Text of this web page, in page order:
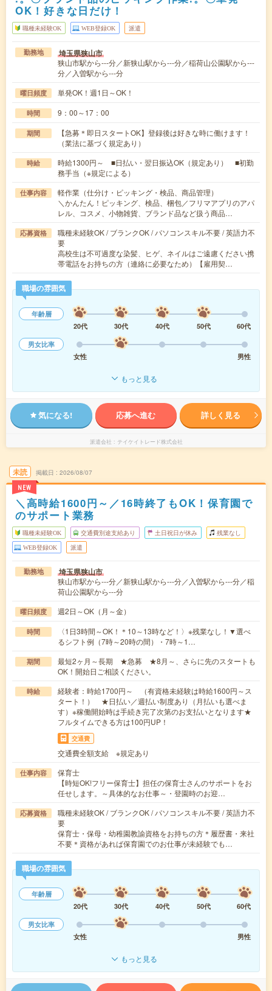
OK！好きな日だけ！
職種未経験OK WEB登録OK 派遣
勤務地 埼玉県狭山市
狭山市駅から---分／新狭山駅から---分／稲荷山公園駅から---
分／入曽駅から---分
曜日頻度 単発OK！週1日～OK！
時間 9：00～17：00
期間
【急募＊即日スタートOK】登録後は好きな時に働けます！
（業法に基づく規定あり）
時給
時給1300円～ ■日払い・翌日振込OK（規定あり） ■初勤
務手当（※規定による）
仕事内容
軽作業（仕分け・ピッキング・検品、商品管理）
＼かんたん！ピッキング、検品、梱包／フリマアプリのアパ
レル、コスメ、小物雑貨、ブランド品など扱う商品…
応募資格
職種未経験OK / ブランクOK / パソコンスキル不要 / 英語力不
要
高校生は不可過度な染髪、ヒゲ、ネイルはご遠慮ください携
帯電話をお持ちの方（連絡に必要なため）【雇用契…
職場の雰囲気
年齢層
20代
30代 40代 50代
60代
男女比率
女性
男性
もっと見る
気になる! 応募へ進む 詳しく見る
派遣会社 テイケイトレード株式会社
未読
NEW
掲載日 2026/08/07
＼高時給1600円～／16時終了もOK！保育園で
のサポート業務
職種未経験OK 交通費別途支給あり 土日祝日が休み 残業なし
WEB登録OK 派遣
勤務地 埼玉県狭山市
狭山市駅から---分／新狭山駅から---分／入曽駅から---分／稲
荷山公園駅から---分
曜日頻度 週2日～OK（月～金）
時間
〈1日3時間～OK！＊10～13時など！〉※残業なし！▼選べ
るシフト例（7時～20時の間）・7時～1…
期間
最短2ヶ月～長期 ★急募 ★8月～、さらに先のスタートも
OK！開始日ご相談ください。
時給
経験者：時給1700円～ （有資格未経験は時給1600円～ス
タート！） ★日払い／週払い制度あり（月払いも選べま
す）※稼働開始時は手続き完了次第のお支払いとなります★
フルタイムできる方は100円UP！
交通費
交通費全額支給 ※規定あり
仕事内容
保育士
【時短OK!フリー保育士】担任の保育士さんのサポートをお
任せします。～具体的なお仕事～・登園時のお迎…
応募資格
職種未経験OK / ブランクOK / パソコンスキル不要 / 英語力不
要
保育士・保母・幼稚園教諭資格をお持ちの方＊履歴書・来社
不要＊資格があれば保育園でのお仕事が未経験でも…
職場の雰囲気
年齢層
20代
30代 40代 50代
60代
男女比率
女性
男性
もっと見る